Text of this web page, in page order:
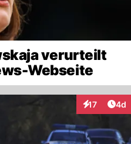
verurteilt
Webseite
17 4d